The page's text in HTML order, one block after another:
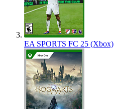
EA SPORTS FC 25 (Xbox)